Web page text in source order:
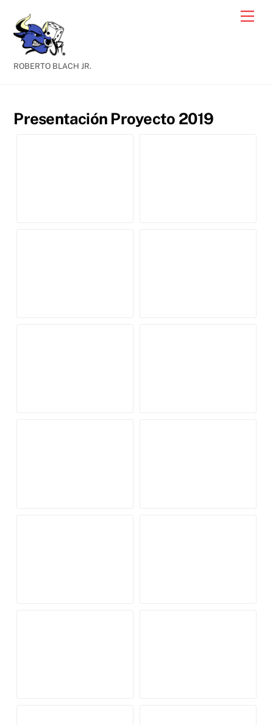
content
ROBERTO BLACH JR.
Presentación Proyecto 2019